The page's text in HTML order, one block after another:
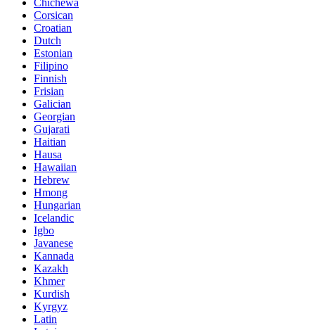
Corsican
Croatian
Dutch
Estonian
Filipino
Finnish
Frisian
Galician
Georgian
Gujarati
Haitian
Hausa
Hawaiian
Hebrew
Hmong
Hungarian
Icelandic
Igbo
Javanese
Kannada
Kazakh
Khmer
Kurdish
Kyrgyz
Latin